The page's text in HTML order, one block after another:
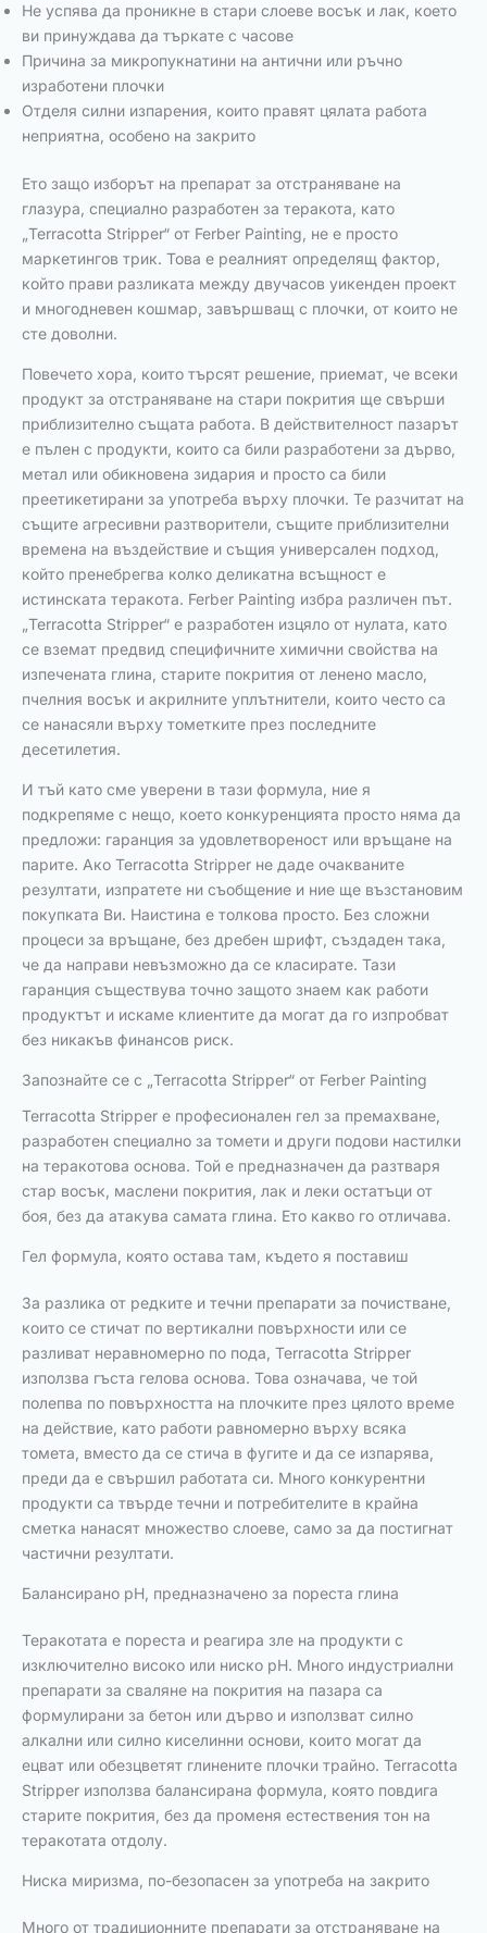
Не успява да проникне в стари слоеве восък и лак, което
ви принуждава да търкате с часове
Причина за микропукнатини на антични или ръчно
изработени плочки
Отделя силни изпарения, които правят цялата работа
неприятна, особено на закрито
Ето защо изборът на препарат за отстраняване на
глазура, специално разработен за теракота, като
„Terracotta Stripper“ от Ferber Painting, не е просто
маркетингов трик. Това е реалният определящ фактор,
който прави разликата между двучасов уикенден проект
и многодневен кошмар, завършващ с плочки, от които не
сте доволни.
Повечето хора, които търсят решение, приемат, че всеки
продукт за отстраняване на стари покрития ще свърши
приблизително същата работа. В действителност пазарът
е пълен с продукти, които са били разработени за дърво,
метал или обикновена зидария и просто са били
преетикетирани за употреба върху плочки. Те разчитат на
същите агресивни разтворители, същите приблизителни
времена на въздействие и същия универсален подход,
който пренебрегва колко деликатна всъщност е
истинската теракота. Ferber Painting избра различен път.
„Terracotta Stripper“ е разработен изцяло от нулата, като
се вземат предвид специфичните химични свойства на
изпечената глина, старите покрития от ленено масло,
пчелния восък и акрилните уплътнители, които често са
се нанасяли върху тометките през последните
десетилетия.
И тъй като сме уверени в тази формула, ние я
подкрепяме с нещо, което конкуренцията просто няма да
предложи: гаранция за удовлетвореност или връщане на
парите. Ако Terracotta Stripper не даде очакваните
резултати, изпратете ни съобщение и ние ще възстановим
покупката Ви. Наистина е толкова просто. Без сложни
процеси за връщане, без дребен шрифт, създаден така,
че да направи невъзможно да се класирате. Тази
гаранция съществува точно защото знаем как работи
продуктът и искаме клиентите да могат да го изпробват
без никакъв финансов риск.
Запознайте се с „Terracotta Stripper“ от Ferber Painting
Terracotta Stripper е професионален гел за премахване,
разработен специално за томети и други подови настилки
на теракотова основа. Той е предназначен да разтваря
стар восък, маслени покрития, лак и леки остатъци от
боя, без да атакува самата глина. Ето какво го отличава.
Гел формула, която остава там, където я поставиш
За разлика от редките и течни препарати за почистване,
които се стичат по вертикални повърхности или се
разливат неравномерно по пода, Terracotta Stripper
използва гъста гелова основа. Това означава, че той
полепва по повърхността на плочките през цялото време
на действие, като работи равномерно върху всяка
томета, вместо да се стича в фугите и да се изпарява,
преди да е свършил работата си. Много конкурентни
продукти са твърде течни и потребителите в крайна
сметка нанасят множество слоеве, само за да постигнат
частични резултати.
Балансирано pH, предназначено за пореста глина
Теракотата е пореста и реагира зле на продукти с
изключително високо или ниско pH. Много индустриални
препарати за сваляне на покрития на пазара са
формулирани за бетон или дърво и използват силно
алкални или силно киселинни основи, които могат да
ецват или обезцветят глинените плочки трайно. Terracotta
Stripper използва балансирана формула, която повдига
старите покрития, без да променя естествения тон на
теракотата отдолу.
Ниска миризма, по-безопасен за употреба на закрито
Много от традиционните препарати за отстраняване на